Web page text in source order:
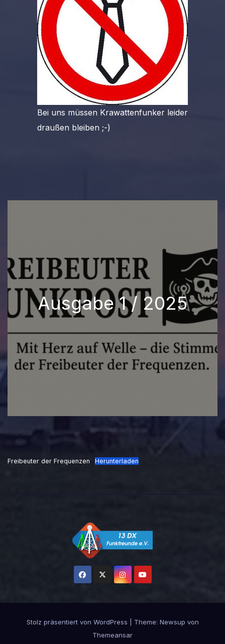
Bei uns müssen Krawattenfunker leider
draußen bleiben ;-)
Ausgabe 1 / 2025
Freibeuter der Frequenzen Herunterladen
Stolz präsentiert von WordPress Theme: Newsup von
Themeansar